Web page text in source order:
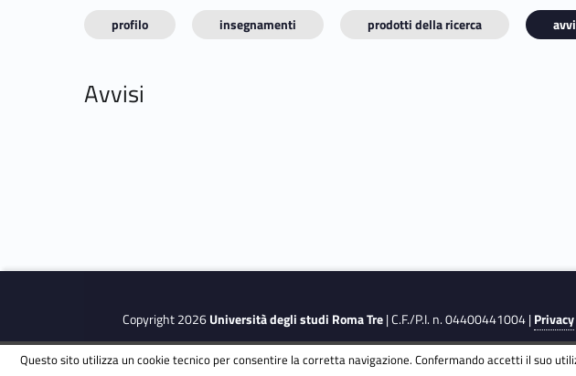
profilo insegnamenti prodotti della ricerca
Avvisi
Copyright 2026Università degli studi Roma Tre| C.F./P.I. n. 04400441004 |Privacy
Questo sito utilizza un cookie tecnico per consentire la corretta navigazione. Confermando accetti il suo